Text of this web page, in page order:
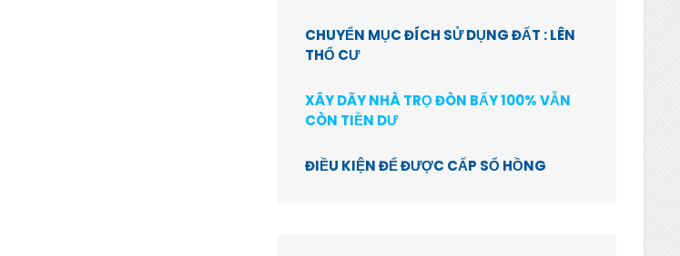
CHUYỂN MỤC ĐÍCH SỬ DỤNG ĐẤT : LÊN
THỔ CƯ
XÂY DÃY NHÀ TRỌ ĐÒN BẨY 100% VẪN
CÒN TIỀN DƯ
ĐIỀU KIỆN ĐỂ ĐƯỢC CẤP SỔ HỒNG